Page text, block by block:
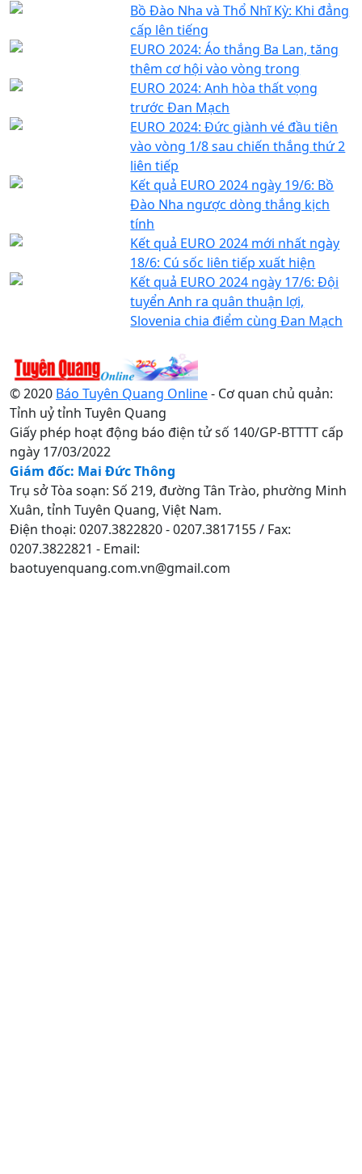
Bồ Đào Nha và Thổ Nhĩ Kỳ: Khi đẳng
cấp lên tiếng
EURO 2024: Áo thắng Ba Lan, tăng
thêm cơ hội vào vòng trong
EURO 2024: Anh hòa thất vọng
trước Đan Mạch
EURO 2024: Đức giành vé đầu tiên
vào vòng 1/8 sau chiến thắng thứ 2
liên tiếp
Kết quả EURO 2024 ngày 19/6: Bồ
Đào Nha ngược dòng thắng kịch
tính
Kết quả EURO 2024 mới nhất ngày
18/6: Cú sốc liên tiếp xuất hiện
Kết quả EURO 2024 ngày 17/6: Đội
tuyển Anh ra quân thuận lợi,
Slovenia chia điểm cùng Đan Mạch
© 2020 Báo Tuyên Quang Online- Cơ quan chủ quản:
Tỉnh uỷ tỉnh Tuyên Quang
Giấy phép hoạt động báo điện tử số 140/GP-BTTTT cấp
ngày 17/03/2022
Giám đốc: Mai Đức Thông
Trụ sở Tòa soạn: Số 219, đường Tân Trào, phường Minh
Xuân, tỉnh Tuyên Quang, Việt Nam.
Điện thoại: 0207.3822820 - 0207.3817155 / Fax:
0207.3822821 - Email:
baotuyenquang.com.vn@gmail.com